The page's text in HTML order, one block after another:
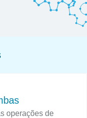
operações de